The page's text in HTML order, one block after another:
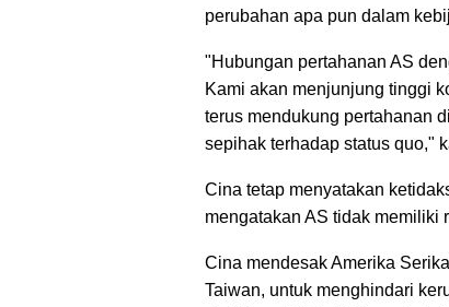
perubahan apa pun dalam
"Hubungan pertahanan AS
Kami akan menjunjung tinggi
terus mendukung pertahanan
sepihak terhadap status quo,"
Cina tetap menyatakan
mengatakan AS tidak memiliki
Cina mendesak Amerika
Taiwan, untuk menghindari